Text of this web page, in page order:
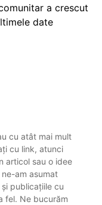
a crescut
date
cu atât mai mult
cu link, atunci
articol sau o idee
am asumat
publicațiile cu
fel. Ne bucurăm